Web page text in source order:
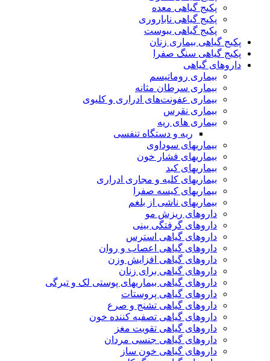
پکیج گیاهی معده
پکیج گیاهی ناباروری
پکیج گیاهی یبوست
پکیج گیاهی بیماری زنان
پکیج گیاهی سنگ صفرا
داروهای گیاهی
بیماری روماتیسم
بیماری سرطان مثانه
بیماری عفونت‌های ادراری و کلیوی
بیماری نقرس
بیماری های ریه
ریه و دستگاه تنفسی
بیماریهای سوداوی
بیماریهای فشار خون
بیماریهای کبد
بیماریهای کلیه و مجاری ادراری
بیماریهای کیسه صفرا
بیماریهای ناشی از بلغم
داروهای ریزش مو
داروهای گرفتگی بینی
داروهای گیاهی استرس
داروهای گیاهی اعصاب و روان
داروهای گیاهی افزایش وزن
داروهای گیاهی برای زنان
داروهای گیاهی بیماریهای پوستی لک و تیرگی
داروهای گیاهی پروستات
داروهای گیاهی تشنج و صرع
داروهای گیاهی تصفیه کننده خون
داروهای گیاهی تقویت مغز
داروهای گیاهی جنسی مردان
داروهای گیاهی خون ساز